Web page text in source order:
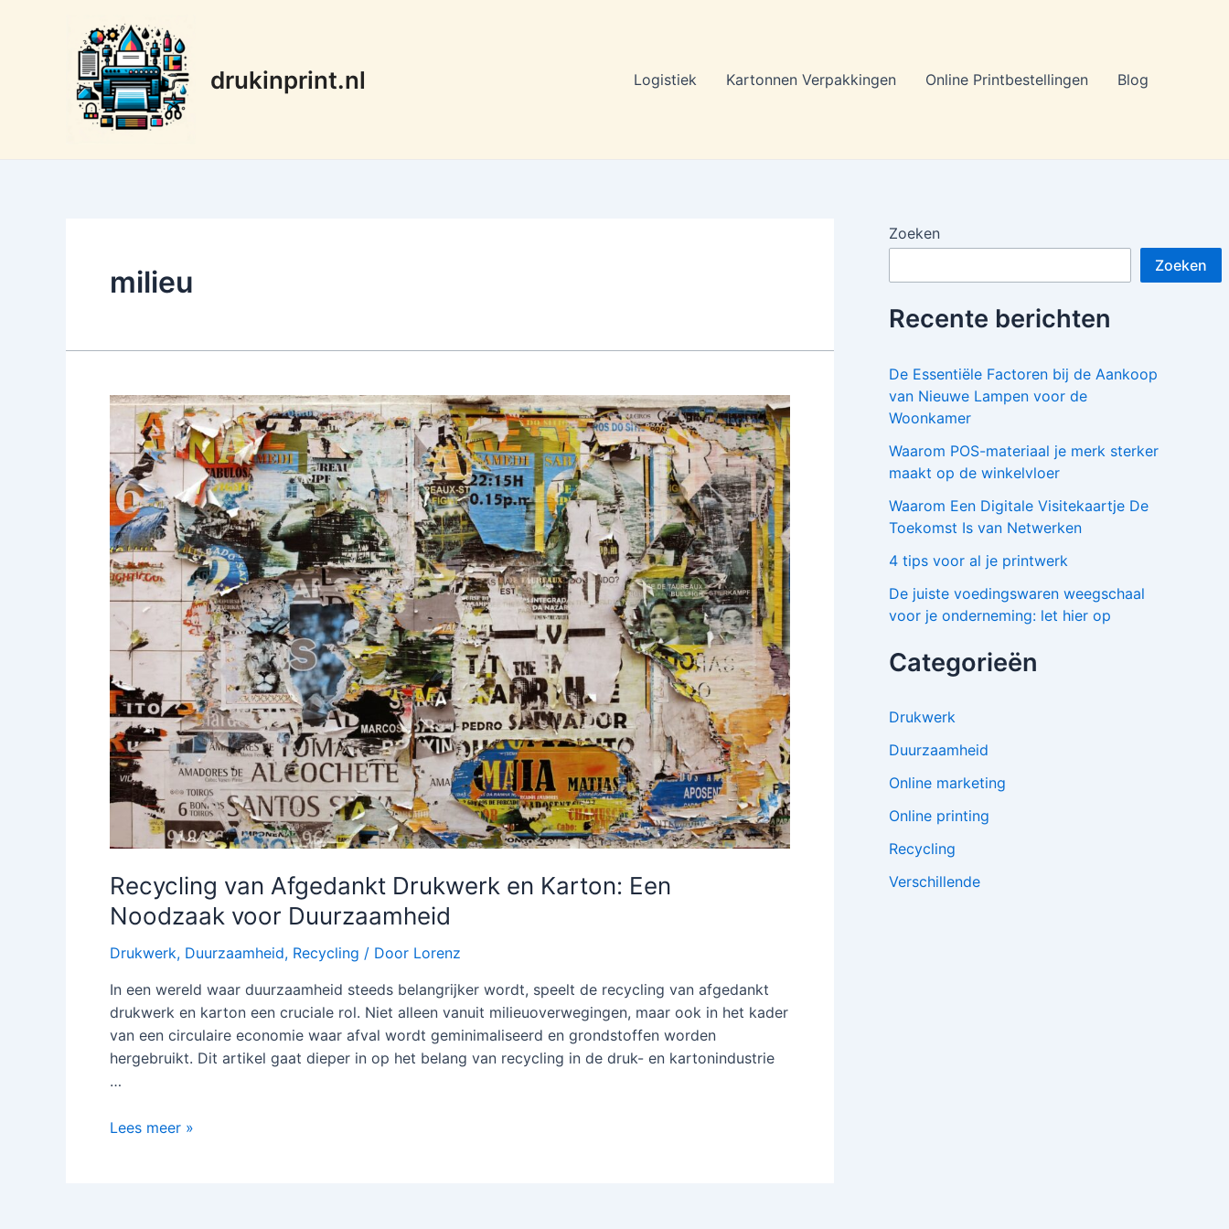
drukinprint.nl Logistiek Kartonnen Verpakkingen Online Printbestellingen Blog
milieu
Recycling van Afgedankt Drukwerk en Karton: Een
Noodzaak voor Duurzaamheid
Drukwerk, Duurzaamheid, Recycling / Door Lorenz
In een wereld waar duurzaamheid steeds belangrijker wordt, speelt de recycling van afgedankt
drukwerk en karton een cruciale rol. Niet alleen vanuit milieuoverwegingen, maar ook in het kader
van een circulaire economie waar afval wordt geminimaliseerd en grondstoffen worden
hergebruikt. Dit artikel gaat dieper in op het belang van recycling in de druk- en kartonindustrie
…
Recycling
Lees meer »
Zoeken
Zoeken
Recente berichten
De Essentiële Factoren bij de Aankoop
van Nieuwe Lampen voor de
Woonkamer
Waarom POS-materiaal je merk sterker
maakt op de winkelvloer
Waarom Een Digitale Visitekaartje De
Toekomst Is van Netwerken
4 tips voor al je printwerk
De juiste voedingswaren weegschaal
voor je onderneming: let hier op
Categorieën
Drukwerk
Duurzaamheid
Online marketing
Online printing
Recycling
Verschillende